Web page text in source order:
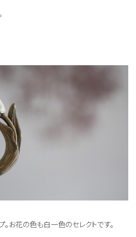
。お花の色も白一色のセレクトです。